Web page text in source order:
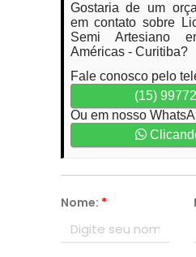
Gostaria de um
em contato sobre
Semi Artesiano
Américas - Curitiba?
Fale conosco pelo
(15)
Ou em nosso
Nome: *